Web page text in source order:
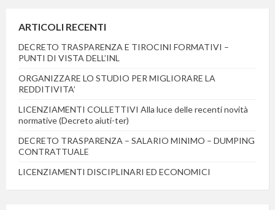
ARTICOLI RECENTI
DECRETO TRASPARENZA E TIROCINI FORMATIVI –
PUNTI DI VISTA DELL’INL
ORGANIZZARE LO STUDIO PER MIGLIORARE LA
REDDITIVITA’
LICENZIAMENTI COLLETTIVI Alla luce delle recenti novità
normative (Decreto aiuti-ter)
DECRETO TRASPARENZA – SALARIO MINIMO – DUMPING
CONTRATTUALE
LICENZIAMENTI DISCIPLINARI ED ECONOMICI